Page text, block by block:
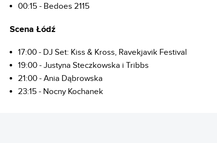
00:15 - Bedoes 2115
Scena Łódź
17:00 - DJ Set: Kiss & Kross, Ravekjavik Festival
19:00 - Justyna Steczkowska i Tribbs
21:00 - Ania Dąbrowska
23:15 - Nocny Kochanek